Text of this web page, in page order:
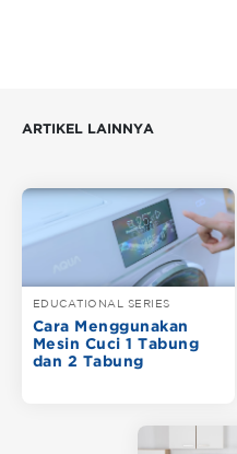
ARTIKEL LAINNYA
EDUCATIONAL SERIES
Cara Menggunakan
Mesin Cuci 1 Tabung
dan 2 Tabung